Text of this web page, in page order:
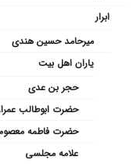
ابرار
میرحامد حسین هندی
یاران اهل بیت
حجر بن عدی
حضرت ابوطالب
حضرت فاطمه معصومه
علامه مجلسی